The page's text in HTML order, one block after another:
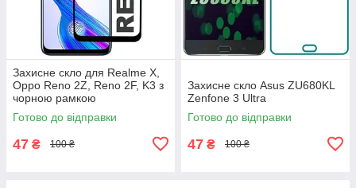
Захисне скло для Realme X,
Oppo Reno 2Z, Reno 2F, K3 з
чорною рамкою
Готово до відправки
47 ₴ 100 ₴
Захисне скло Asus ZU680KL
Zenfone 3 Ultra
Готово до відправки
47 ₴ 100 ₴